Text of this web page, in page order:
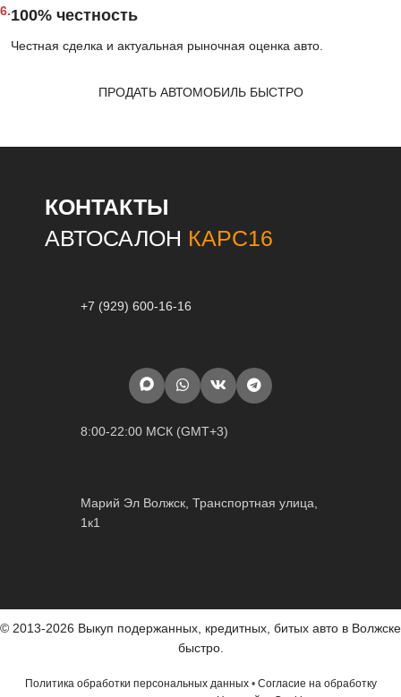
6.100% честность
Честная сделка и актуальная рыночная оценка авто.
ПРОДАТЬ АВТОМОБИЛЬ БЫСТРО
КОНТАКТЫ
АВТОСАЛОН КАРС16
+7 (929) 600-16-16
8:00-22:00 МСК (GMT+3)
Марий Эл Волжск, Транспортная улица,
1к1
© 2013-2026 Выкуп подержанных, кредитных, битых авто в Волжске
быстро.
Политика обработки персональных данных• Согласие на обработку